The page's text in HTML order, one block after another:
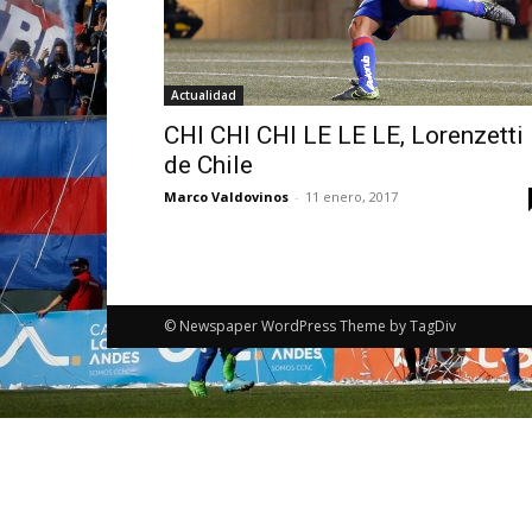
Actualidad
CHI CHI CHI LE LE LE, Lorenzetti
de Chile
Marco Valdovinos - 11 enero, 2017
© Newspaper WordPress Theme by TagDiv